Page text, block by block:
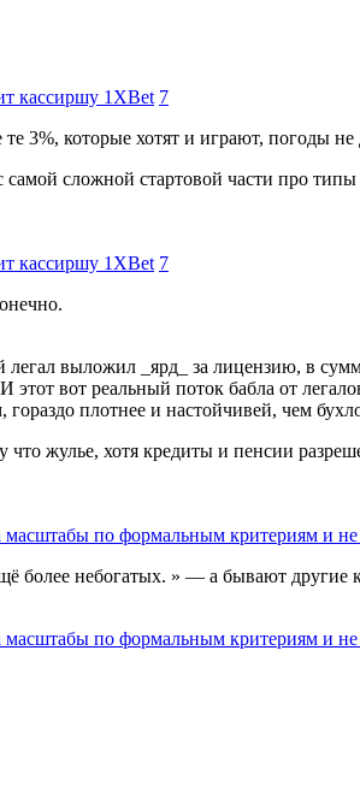
кассиршу 1XBet 7
3%, которые хотят и играют, погоды не
сложной стартовой части про
кассиршу 1XBet 7
выложил _ярд_ за лицензию, в
вот реальный поток бабла от
плотнее и настойчивей, чем
что жулье, хотя кредиты и пенсии
по формальным критериям и не
более небогатых. » — а бывают другие
по формальным критериям и не